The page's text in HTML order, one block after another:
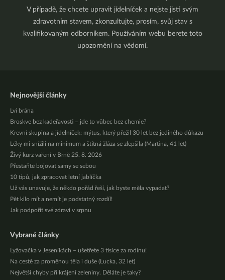
V případě, že chcete upravit jídelníček a nejste jistí svým
zdravotním stavem, zkonzultujte, prosím, svůj stav s
kvalifikovaným odborníkem. Používáním webu berete toto
upozornění na vědomí.
Nejnovější články
Lví brána
Broskve bez kadeřavosti – jde to vůbec bez chemie?
Krevní skupina a jídelníček: mýtus, který přežil 30 let bez jediného důkazu
Léky mi snížili na minimum a štítná žláza se zlepšila (Martina, 41 let)
Živý kurz vaření v Brně 25. 8. 2026
Přestaňte bojovat samy se sebou
10 tipů, jak zpracovat letní jablíčka
Už vás unavuje, že někdo pořád řeší, jak byste měla vypadat?
Pět kilo mít a nemít je podstatný rozdíl!
Jak podpořit své zdraví v srpnu
Vybrané články
Lyžovačka v Jeseníkách – ušetřete 3 tisíce za rodinu!
Na cestě za proměnou těla i duše (Lucka, 32 let)
Největší chyby při krájení zeleniny. Děláte je taky?